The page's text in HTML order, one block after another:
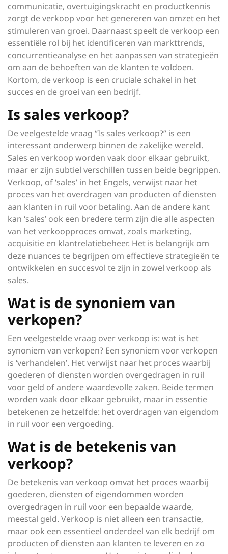
communicatie, overtuigingskracht en productkennis
zorgt de verkoop voor het genereren van omzet en het
stimuleren van groei. Daarnaast speelt de verkoop een
essentiële rol bij het identificeren van markttrends,
concurrentieanalyse en het aanpassen van strategieën
om aan de behoeften van de klanten te voldoen.
Kortom, de verkoop is een cruciale schakel in het
succes en de groei van een bedrijf.
Is sales verkoop?
De veelgestelde vraag “Is sales verkoop?” is een
interessant onderwerp binnen de zakelijke wereld.
Sales en verkoop worden vaak door elkaar gebruikt,
maar er zijn subtiel verschillen tussen beide begrippen.
Verkoop, of ‘sales’ in het Engels, verwijst naar het
proces van het overdragen van producten of diensten
aan klanten in ruil voor betaling. Aan de andere kant
kan ‘sales’ ook een bredere term zijn die alle aspecten
van het verkoopproces omvat, zoals marketing,
acquisitie en klantrelatiebeheer. Het is belangrijk om
deze nuances te begrijpen om effectieve strategieën te
ontwikkelen en succesvol te zijn in zowel verkoop als
sales.
Wat is de synoniem van
verkopen?
Een veelgestelde vraag over verkoop is: wat is het
synoniem van verkopen? Een synoniem voor verkopen
is ‘verhandelen’. Het verwijst naar het proces waarbij
goederen of diensten worden overgedragen in ruil
voor geld of andere waardevolle zaken. Beide termen
worden vaak door elkaar gebruikt, maar in essentie
betekenen ze hetzelfde: het overdragen van eigendom
in ruil voor een vergoeding.
Wat is de betekenis van
verkoop?
De betekenis van verkoop omvat het proces waarbij
goederen, diensten of eigendommen worden
overgedragen in ruil voor een bepaalde waarde,
meestal geld. Verkoop is niet alleen een transactie,
maar ook een essentieel onderdeel van elk bedrijf om
producten of diensten aan klanten te leveren en zo